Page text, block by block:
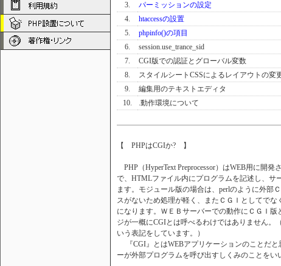
3.
パーミッションの設定
4.
htaccessの設置
5.
phpinfo()の項目
6.
session.use_trance_sid
7.
CGI版での認証とグローバル変数
8.
スタイルシートCSSによるレイアウトの変
9.
編集用のテキストエディタ
10.
.動作環境について
【 PHPはCGIか? 】
PHP（HyperText Preprocessor）はWEB用に開発
で、HTMLファイル内にプログラムを記述し、サ
ます。モジュール版の場合は、perlのように外部
スがないため処理が軽く、またＣＧＩとしてで
になります。ＷＥＢサーバーでの動作にＣＧＩ
ジが一概にCGIとは呼べるわけではありません。
いう表記をしています。）
『CGI』とはWEBアプリケーションのことだ
ーが外部プログラムを呼び出すしくみのことをい